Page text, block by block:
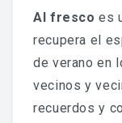
EDICIONES
EDICIÓN 2022
Al fresco es
recupera el
de verano en
vecinos y
recuerdos y